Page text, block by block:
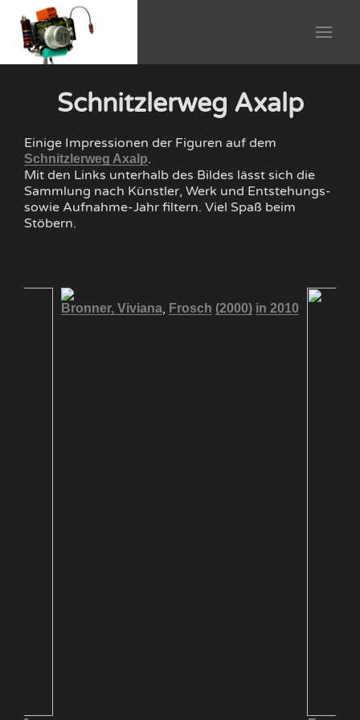
Schnitzlerweg Axalp
Einige Impressionen der Figuren auf dem
Schnitzlerweg Axalp.
Mit den Links unterhalb des Bildes lässt sich die
Sammlung nach Künstler, Werk und Entstehungs-
sowie Aufnahme-Jahr filtern. Viel Spaß beim
Stöbern.
Bronner, Viviana, Frosch (2000) in 2010